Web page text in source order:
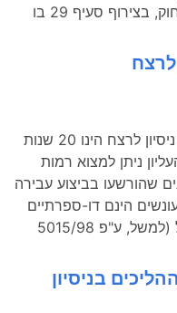
לרצח
העונש הקבוע בצד העבירה שעניינה ניסיון לרצח הינו 20 שנות
ניתן למצוא רמות
שהורשעו בביצוע עבירה
הינם דו-ספרתיים
בניסיון